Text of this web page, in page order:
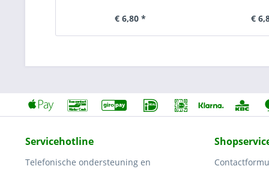
€ 6,80 * €
Servicehotline
Telefonische ondersteuning en